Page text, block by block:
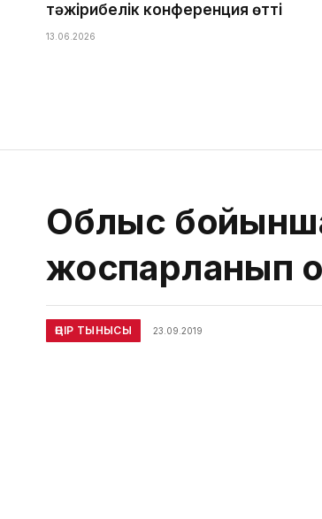
тәжірибелік конференция өтті
13.06.2026
Облыс
жоспарланып
ӨҢІР ТЫНЫСЫ 23.09.2019